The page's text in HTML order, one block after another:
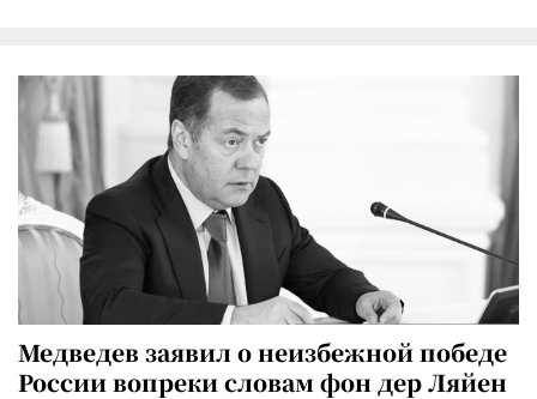
Медведев заявил о неизбежной победе
России вопреки словам фон дер Ляйен